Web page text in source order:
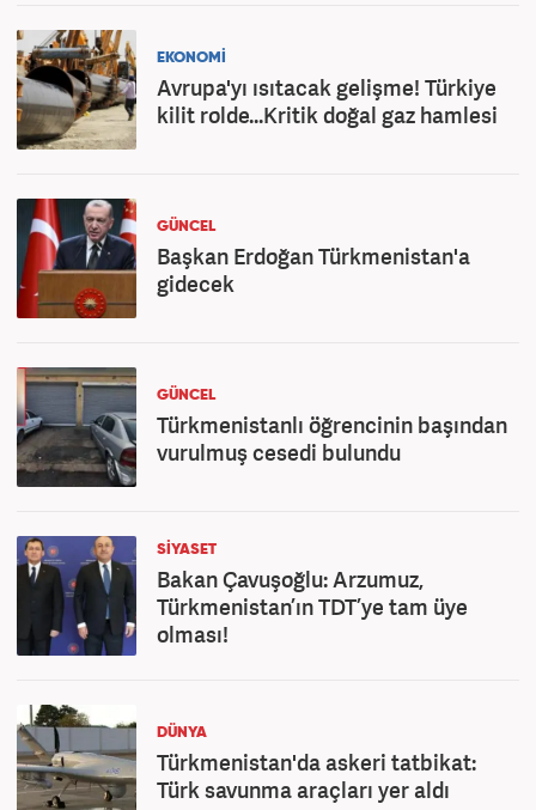
EKONOMİ
Avrupa'yı ısıtacak gelişme! Türkiye
kilit rolde...Kritik doğal gaz hamlesi
GÜNCEL
Başkan Erdoğan Türkmenistan'a
gidecek
GÜNCEL
Türkmenistanlı öğrencinin başından
vurulmuş cesedi bulundu
SİYASET
Bakan Çavuşoğlu: Arzumuz,
Türkmenistan’ın TDT’ye tam üye
olması!
DÜNYA
Türkmenistan'da askeri tatbikat:
Türk savunma araçları yer aldı